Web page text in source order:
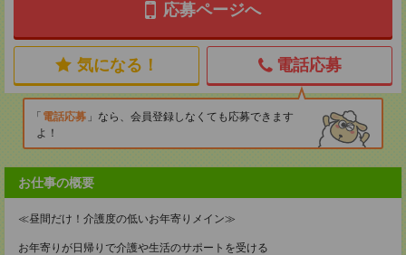
応募ページへ
気になる！ 電話応募
電話応募
なら、会員登録しなくても応募できます
よ！
お仕事の概要
≪昼間だけ！介護度の低いお年寄りメイン≫
お年寄りが日帰りで介護や生活のサポートを受ける